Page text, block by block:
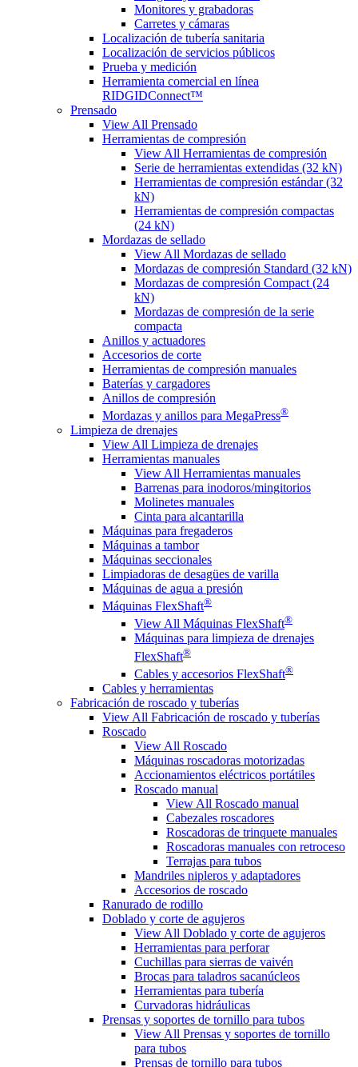
Monitores y grabadoras
Carretes y cámaras
Localización de tubería sanitaria
Localización de servicios públicos
Prueba y medición
Herramienta comercial en línea
RIDGIDConnect™
Prensado
View All Prensado
Herramientas de compresión
View All Herramientas de compresión
Serie de herramientas extendidas (32 kN)
Herramientas de compresión estándar (32
kN)
Herramientas de compresión compactas
(24 kN)
Mordazas de sellado
View All Mordazas de sellado
Mordazas de compresión Standard (32 kN)
Mordazas de compresión Compact (24
kN)
Mordazas de compresión de la serie
compacta
Anillos y actuadores
Accesorios de corte
Herramientas de compresión manuales
Baterías y cargadores
Anillos de compresión
Mordazas y anillos para MegaPress®
Limpieza de drenajes
View All Limpieza de drenajes
Herramientas manuales
View All Herramientas manuales
Barrenas para inodoros/mingitorios
Molinetes manuales
Cinta para alcantarilla
Máquinas para fregaderos
Máquinas a tambor
Máquinas seccionales
Limpiadoras de desagües de varilla
Máquinas de agua a presión
Máquinas FlexShaft®
View All Máquinas FlexShaft®
Máquinas para limpieza de drenajes
FlexShaft®
Cables y accesorios FlexShaft®
Cables y herramientas
Fabricación de roscado y tuberías
View All Fabricación de roscado y tuberías
Roscado
View All Roscado
Máquinas roscadoras motorizadas
Accionamientos eléctricos portátiles
Roscado manual
View All Roscado manual
Cabezales roscadores
Roscadoras de trinquete manuales
Roscadoras manuales con retroceso
Terrajas para tubos
Mandriles nipleros y adaptadores
Accesorios de roscado
Ranurado de rodillo
Doblado y corte de agujeros
View All Doblado y corte de agujeros
Herramientas para perforar
Cuchillas para sierras de vaivén
Brocas para taladros sacanúcleos
Herramientas para tubería
Curvadoras hidráulicas
Prensas y soportes de tornillo para tubos
View All Prensas y soportes de tornillo
para tubos
Prensas de tornillo para tubos